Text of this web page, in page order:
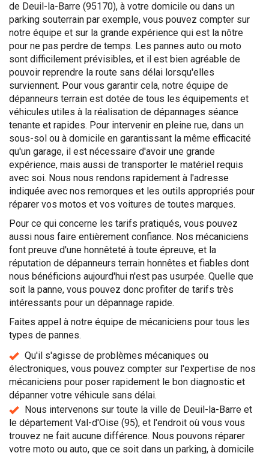
de Deuil-la-Barre (95170), à votre domicile ou dans un
parking souterrain par exemple, vous pouvez compter sur
notre équipe et sur la grande expérience qui est la nôtre
pour ne pas perdre de temps. Les pannes auto ou moto
sont difficilement prévisibles, et il est bien agréable de
pouvoir reprendre la route sans délai lorsqu'elles
surviennent. Pour vous garantir cela, notre équipe de
dépanneurs terrain est dotée de tous les équipements et
véhicules utiles à la réalisation de dépannages séance
tenante et rapides. Pour intervenir en pleine rue, dans un
sous-sol ou à domicile en garantissant la même efficacité
qu'un garage, il est nécessaire d'avoir une grande
expérience, mais aussi de transporter le matériel requis
avec soi. Nous nous rendons rapidement à l'adresse
indiquée avec nos remorques et les outils appropriés pour
réparer vos motos et vos voitures de toutes marques.
Pour ce qui concerne les tarifs pratiqués, vous pouvez
aussi nous faire entièrement confiance. Nos mécaniciens
font preuve d'une honnêteté à toute épreuve, et la
réputation de dépanneurs terrain honnêtes et fiables dont
nous bénéficions aujourd'hui n'est pas usurpée. Quelle que
soit la panne, vous pouvez donc profiter de tarifs très
intéressants pour un dépannage rapide.
Faites appel à notre équipe de mécaniciens pour tous les
types de pannes.
Qu'il s'agisse de problèmes mécaniques ou
électroniques, vous pouvez compter sur l'expertise de nos
mécaniciens pour poser rapidement le bon diagnostic et
dépanner votre véhicule sans délai.
Nous intervenons sur toute la ville de Deuil-la-Barre et
le département Val-d'Oise (95), et l'endroit où vous vous
trouvez ne fait aucune différence. Nous pouvons réparer
votre moto ou auto, que ce soit dans un parking, à domicile